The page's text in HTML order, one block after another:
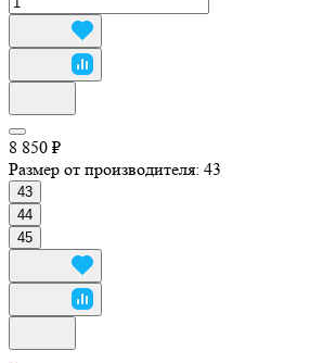
8 850 ₽
Размер от производителя: 43
43
44
45